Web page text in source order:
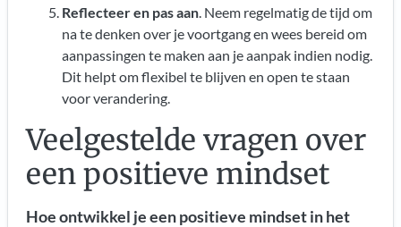
Reflecteer en pas aan. Neem regelmatig de tijd om
na te denken over je voortgang en wees bereid om
aanpassingen te maken aan je aanpak indien nodig.
Dit helpt om flexibel te blijven en open te staan
voor verandering.
Veelgestelde vragen over
een positieve mindset
Hoe ontwikkel je een positieve mindset in het